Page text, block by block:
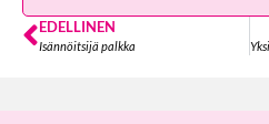
EDELLINEN
Isännöitsijä palkka